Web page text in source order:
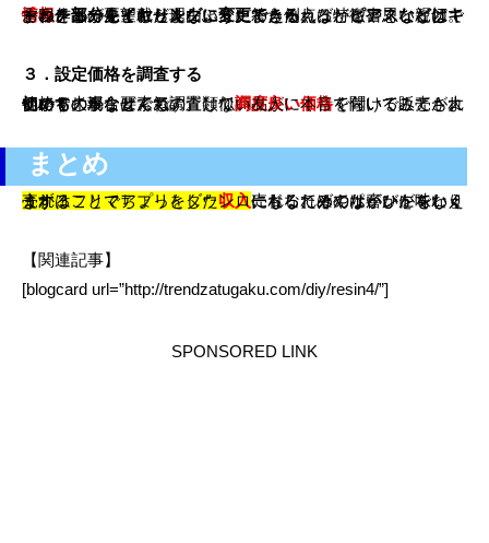
この作品が生まれた理由、こだわった点、特徴や思いなど。手にとって見てもらえない分、
情報をちゃんと載せましょう。また例えば、
ピアスなどはキャッチ部分をイヤリングに変更できる、など
お客さまの要望にどんなふうに答えられるかを書くと親切ですね。
３．設定価格を調査する
価格も大事な要素です。類似商品がいくらくらいで販売されているのか
他のサイトなどでも調査して調度良い価格
を付けることが大切です。
初めての場合は、気の置けない友人に本音で聞いてみてもよいかもしれませんね。
まとめ
フリマアプリで出品するコツ。売れるためのポイントをいくつかご紹介しました。
自分の作品が誰かのお気に入りになる、そんな喜びを味わえるなんて素敵ですよね。
売れることでちょっとした収入
にもなればやりがいにもなります。
まずはフリマアプリをダウンロードしてみてはいかがでしょうか？
【関連記事】
[blogcard url=”http://trendzatugaku.com/diy/resin4/”]
SPONSORED LINK